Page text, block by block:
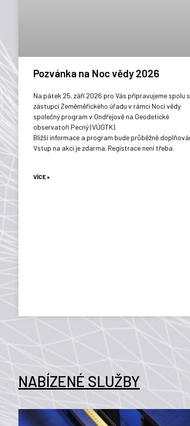
Pozvánka na Noc vědy 2026
Na pátek 25. září 2026 pro Vás připravujeme spolu
zástupci Zeměměřického úřadu v rámci Noci vědy
společný program v Ondřejově na Geodetické
observatoři Pecný (VÚGTK).
Bližší informace a program bude průběžně
Vstup na akci je zdarma. Registrace není třeba.
VÍCE »
NABÍZENÉ SLUŽBY